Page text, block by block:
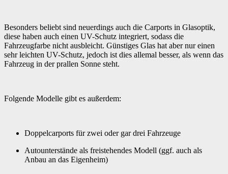
Besonders beliebt sind neuerdings auch die Carports in Glasoptik,
diese haben auch einen UV-Schutz integriert, sodass die
Fahrzeugfarbe nicht ausbleicht. Günstiges Glas hat aber nur einen
sehr leichten UV-Schutz, jedoch ist dies allemal besser, als wenn das
Fahrzeug in der prallen Sonne steht.
Folgende Modelle gibt es außerdem:
Doppelcarports für zwei oder gar drei Fahrzeuge
Autounterstände als freistehendes Modell (ggf. auch als
Anbau an das Eigenheim)